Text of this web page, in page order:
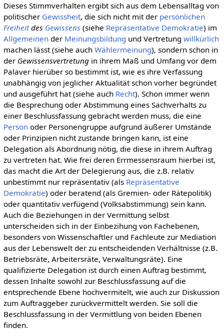
Dieses Stimmverhalten ergibt sich aus dem Lebensalltag von
politischer Gewissheit, die sich nicht mit der persönlichen
Freiheitdes Gewissens (siehe Repräsentative Demokratie) im
Allgemeinender Meinungsbildung und Vertretung willkürlich
machen lässt (siehe auch Wählermeinung), sondern schon in
der Gewissensvertretungin ihrem Maß und Umfang vor dem
Palaver hierüber so bestimmt ist, wie es ihre Verfassung
unabhängig von jeglicher Aktualität schon vorher begründet
und ausgeführt hat (siehe auch Recht). Schon immer wenn
die Besprechung oder Abstimmung eines Sachverhalts zu
einer Beschlussfassung gebracht werden muss, die eine
Personoder Personengruppe aufgrund äußerer Umstände
oder Prinzipien nicht zustande bringen kann, ist eine
Delegation als Abordnung nötig, die diese in ihrem Auftrag
zu vertreten hat. Wie frei deren Errmessensraum hierbei ist,
das macht die Art der Delegierung aus, die z.B. relativ
unbestimmt nur repräsentativ (als Repräsentative
Demokratie) oder beratend (als Gremien- oder Rätepolitik)
oder quantitativ verfügend (Volksabstimmung) sein kann.
Auch die Beziehungen in der Vermittung selbst
unterscheiden sich in der Einbezihung von Fachebenen,
besonders von Wissenschaftler und Fachleute zur Mediation
aus der Lebenswelt der zu entscheidenden Verhältnisse (z.B.
Betriebsräte, Arbeitersräte, Verwaltungsräte). Eine
qualifizierte Delegation ist durch einen Auftrag bestimmt,
dessen Inhalte sowohl zur Beschlussfassung auf die
entsprechende Ebene hochvermitelt, wie auch zur Diskussion
zum Auftraggeber zurückvermittelt werden. Sie soll die
Beschlussfassung in der Vermittlung von beiden Ebenen
finden.